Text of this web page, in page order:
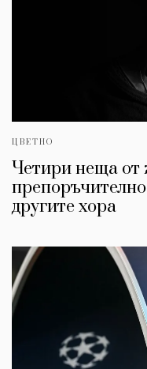
ЦВЕТНО
Четири неща от
другите хора